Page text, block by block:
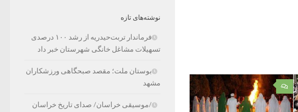
۰
نوشته‌های تازه
فرماندار تربت‌حیدریه از رشد ۱۰۰ درصدی
تسهیلات مشاغل خانگی شهرستان خبر داد
بوستان ملت؛ مقصد صبحگاهی ورزشکاران
مشهد
/موسیقی خراسان/ صدای تاریخ خراسان